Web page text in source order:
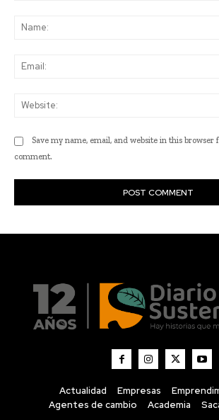
Actualidad Empresas
Agentes de cambio
Academia